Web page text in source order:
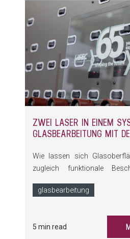
ZWEI LASER IN EINEM
GLASBEARBEITUNG MIT
Wie lassen sich
zugleich funktionale
A kombiniert zwei
bis Hightech-Verglasung.
glasbearbeitung
5 min read